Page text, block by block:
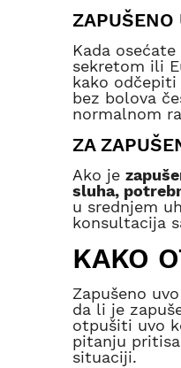
Kada
sekretom ili
kako odčepiti
bez bolova
normalnom
ZA
Ako je
sluha,
u srednjem
konsultacija
KAKO
Zapušeno
da li je
otpušiti uvo
pitanju
situaciji.